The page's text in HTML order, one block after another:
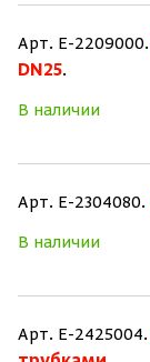
Арт. E-2209000.
DN25.
В наличии
Арт. E-2304080.
В наличии
Арт. E-2425004.